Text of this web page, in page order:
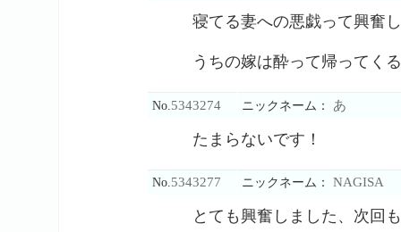
寝てる妻への悪戯って興奮
うちの嫁は酔って帰ってく
No. 5343274 ニックネーム： あ
たまらないです！
No. 5343277 ニックネーム： NAGISA
とても興奮しました、次回